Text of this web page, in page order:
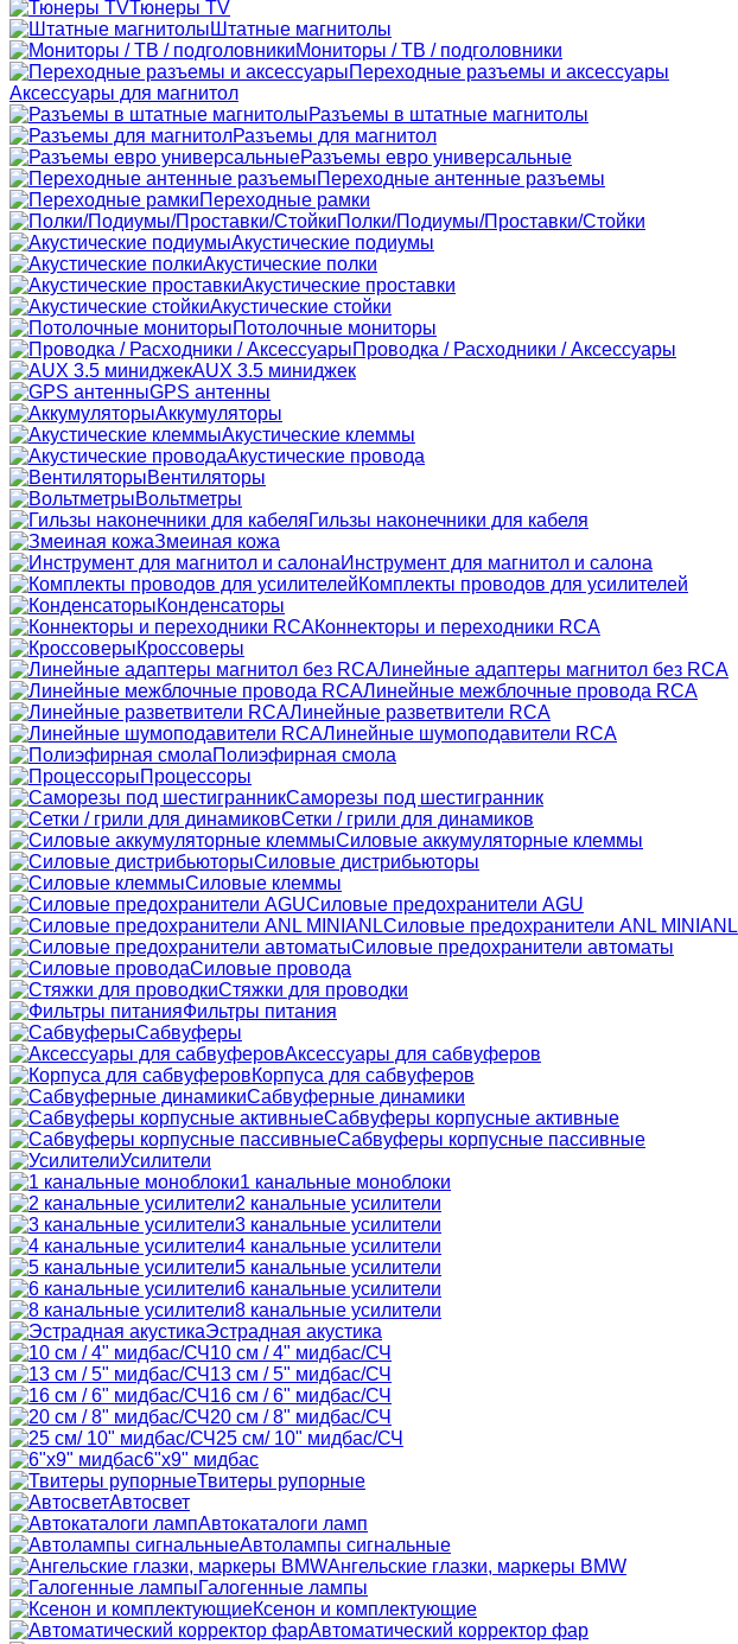
Тюнеры TV
Штатные магнитолы
Мониторы / ТВ / подголовники
Переходные разъемы и аксессуары
Аксессуары для магнитол
Разъемы в штатные магнитолы
Разъемы для магнитол
Разъемы евро универсальные
Переходные антенные разъемы
Переходные рамки
Полки/Подиумы/Проставки/Стойки
Акустические подиумы
Акустические полки
Акустические проставки
Акустические стойки
Потолочные мониторы
Проводка / Расходники / Аксессуары
AUX 3.5 миниджек
GPS антенны
Аккумуляторы
Акустические клеммы
Акустические провода
Вентиляторы
Вольтметры
Гильзы наконечники для кабеля
Змеиная кожа
Инструмент для магнитол и салона
Комплекты проводов для усилителей
Конденсаторы
Коннекторы и переходники RCA
Кроссоверы
Линейные адаптеры магнитол без RCA
Линейные межблочные провода RCA
Линейные разветвители RCA
Линейные шумоподавители RCA
Полиэфирная смола
Процессоры
Саморезы под шестигранник
Сетки / грили для динамиков
Силовые аккумуляторные клеммы
Силовые дистрибьюторы
Силовые клеммы
Силовые предохранители AGU
Силовые предохранители ANL MINIANL
Силовые предохранители автоматы
Силовые провода
Стяжки для проводки
Фильтры питания
Сабвуферы
Аксессуары для сабвуферов
Корпуса для сабвуферов
Сабвуферные динамики
Сабвуферы корпусные активные
Сабвуферы корпусные пассивные
Усилители
1 канальные моноблоки
2 канальные усилители
3 канальные усилители
4 канальные усилители
5 канальные усилители
6 канальные усилители
8 канальные усилители
Эстрадная акустика
10 см / 4" мидбас/СЧ
13 см / 5" мидбас/СЧ
16 см / 6" мидбас/СЧ
20 см / 8" мидбас/СЧ
25 см/ 10" мидбас/СЧ
6"x9" мидбас
Твитеры рупорные
Автосвет
Автокаталоги ламп
Автолампы сигнальные
Ангельские глазки, маркеры BMW
Галогенные лампы
Ксенон и комплектующие
Автоматический корректор фар